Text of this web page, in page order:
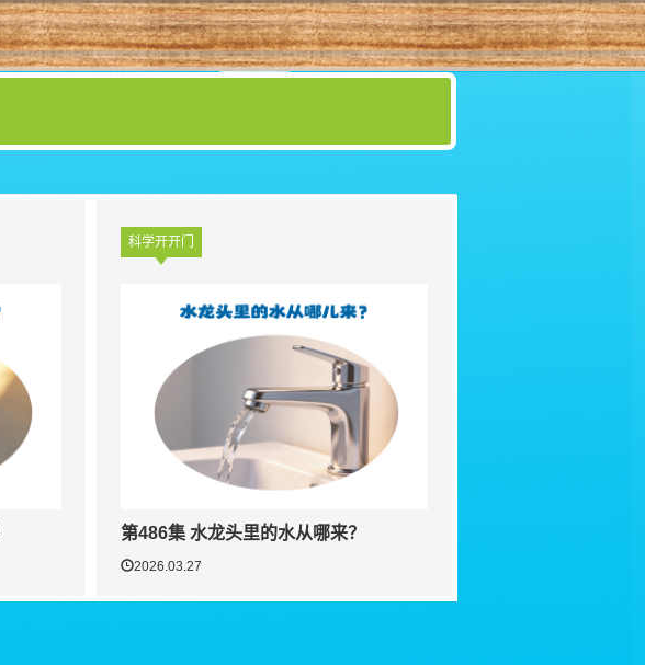
科学开开门
第486集 水龙头里的水从哪来？
2026.03.27